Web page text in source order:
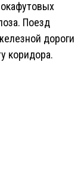
Поезд
дороги
коридора.